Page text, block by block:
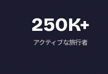
250K+
アクティブな旅行者